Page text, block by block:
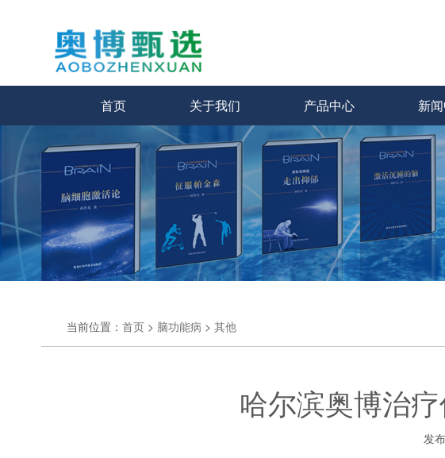
首页 关于我们 产品中心 新
当前位置： 首页 > 脑功能病 > 其他
哈尔滨奥博治
发